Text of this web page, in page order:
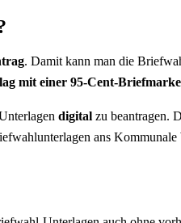
. Damit kann man die
mit einer 95-Cent-Briefmarke
digital zu beantragen.
ans Kommunale